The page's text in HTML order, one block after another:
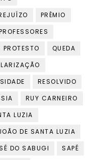
PRÊMIO
PROTESTO
QUEDA
RESOLVIDO
RUY CARNEIRO
LUZIA
DE SANTA LUZIA
DO SABUGI
SAPÉ